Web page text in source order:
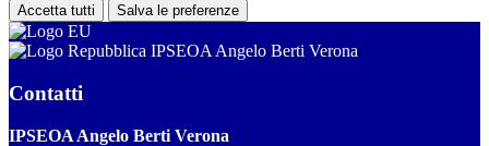
Accetta tutti Salva le preferenze
IPSEOA Angelo Berti Verona
Contatti
IPSEOA Angelo Berti Verona